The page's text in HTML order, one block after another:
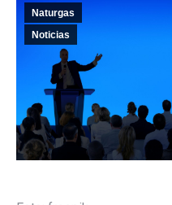
Naturgas
Noticias